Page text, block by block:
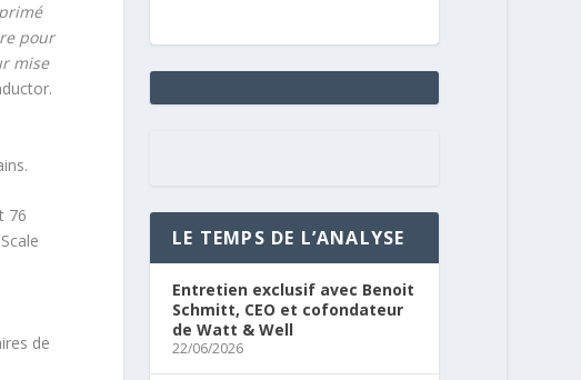
pour
mise
76
de
LE TEMPS DE L’ANALYSE
Entretien exclusif avec Benoit
Schmitt, CEO et cofondateur
de Watt & Well
22/06/2026